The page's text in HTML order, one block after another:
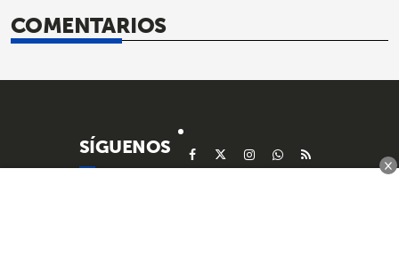
COMENTARIOS
SÍGUENOS
×